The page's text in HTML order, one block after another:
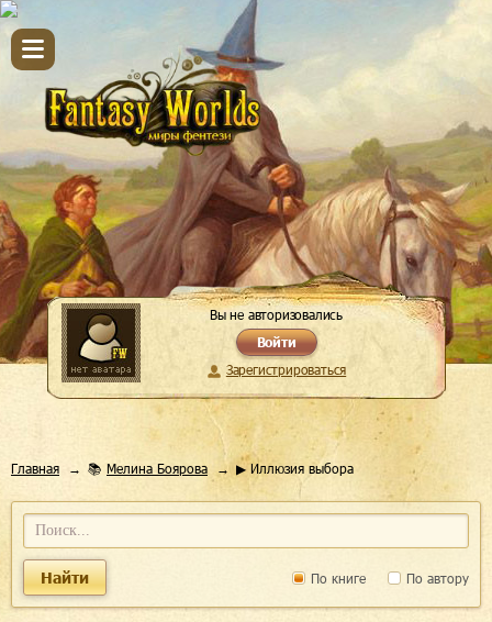
Вы не авторизовались
Войти
Зарегистрироваться
Главная 📚 Мелина Боярова ▶ Иллюзия выбора
По книге По автору
Найти